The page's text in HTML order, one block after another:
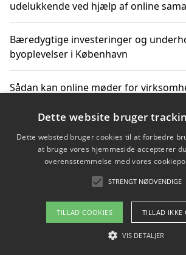
udelukkende ved hjælp af online
Bæredygtige investeringer og
byoplevelser i København
Sådan kan online møder for
Copyright 2026 - Pilanto
Om / kontakt
Dette website bruger
Dette websted bruger cookies til at forbedre
at bruge vores hjemmeside accepterer
overensstemmelse med vores
STRENGT NØDVENDIGE
TILLAD COOKIES TILLAD IKKE
VIS DETALJER